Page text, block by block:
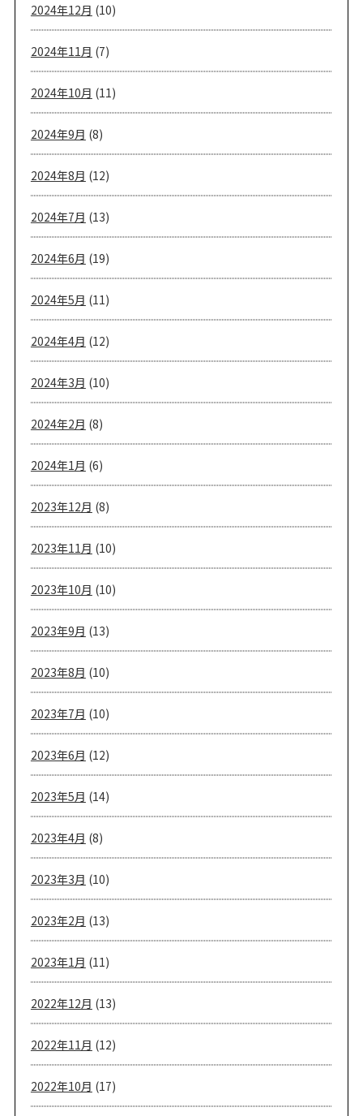
2024年12月 (10)
2024年11月 (7)
2024年10月 (11)
2024年9月 (8)
2024年8月 (12)
2024年7月 (13)
2024年6月 (19)
2024年5月 (11)
2024年4月 (12)
2024年3月 (10)
2024年2月 (8)
2024年1月 (6)
2023年12月 (8)
2023年11月 (10)
2023年10月 (10)
2023年9月 (13)
2023年8月 (10)
2023年7月 (10)
2023年6月 (12)
2023年5月 (14)
2023年4月 (8)
2023年3月 (10)
2023年2月 (13)
2023年1月 (11)
2022年12月 (13)
2022年11月 (12)
2022年10月 (17)